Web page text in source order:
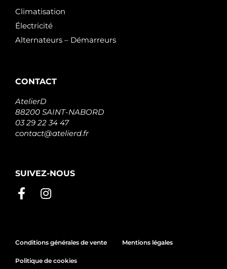
Climatisation
Électricité
Alternateurs – Démarreurs
CONTACT
AtelierD
88200 SAINT-NABORD
03 29 22 34 47
contact@atelierd.fr
SUIVEZ-NOUS
Conditions générales de vente Mentions légales
Politique de cookies